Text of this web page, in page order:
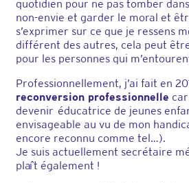
quotidien pour ne pas tomber
non-envie et garder le moral et
s’exprimer sur ce que je ressens
différent des autres, cela peut
pour les personnes qui
Professionnellement, j’ai fait en
reconversion professionnelle
devenir éducatrice de jeunes
envisageable au vu de mon
encore reconnu comme tel…).
Je suis actuellement secrétaire
plaît également !